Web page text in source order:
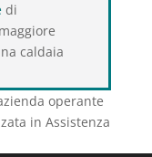
di
caldaia
operante
in Assistenza